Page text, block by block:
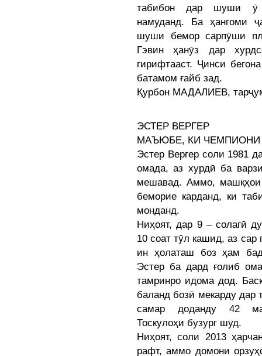
табибон дар шуши ӯ
намуданд. Ба ҳангоми
шуши бемор сарпӯши
Гэвин ҳанӯз дар
гирифтааст. Ҷинси
батамом ғайб зад.
Қурбон МАДАЛИЕВ,
ЭСТЕР ВЕРГЕР
МАЪЮБЕ, КИ ЧЕМПИОНИ
Эстер Вергер соли 1981
омада, аз хурдӣ ба
мешавад. Аммо, машқҳои
беморие карданд, ки
монданд.
Ниҳоят, дар 9 – солагӣ
10 соат тӯл кашид, аз
ин ҳолаташ боз ҳам
Эстер ба дард ғолиб
тамринро идома дод.
баланд бозӣ мекарду
самар доданду 42
Тоскулоҳи бузург шуд.
Ниҳоят, соли 2013
рафт, аммо домони